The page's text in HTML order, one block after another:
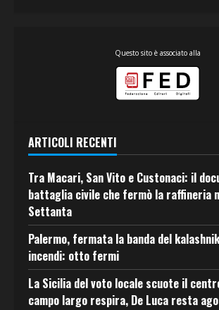
Questo sito è associato alla
ARTICOLI RECENTI
Tra Macari, San Vito e Custonaci: il
battaglia civile che fermò la raffineria
Settanta
Palermo, fermata la banda del
incendi: otto fermi
La Sicilia del voto locale scuote il
campo largo respira, De Luca resta